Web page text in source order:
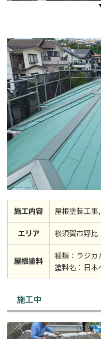
施工内容 屋根塗装工事
エリア 横須賀市野比
屋根塗料
種類：ラジカ
塗料名：日本
施工中